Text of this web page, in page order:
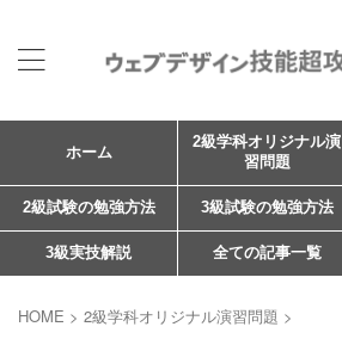
ホーム
2級学科オリジナル演
習問題
2級試験の勉強方法 3級試験の勉強方法
3級実技解説 全ての記事一覧
HOME > 2級学科オリジナル演習問題 >